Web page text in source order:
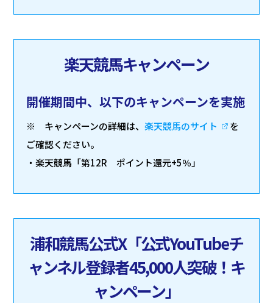
楽天競馬キャンペーン
開催期間中、以下のキャンペーンを実施
※ キャンペーンの詳細は、楽天競馬のサイト
を
ご確認ください。
・楽天競馬「第12R ポイント還元+5％」
浦和競馬公式X「公式YouTubeチ
ャンネル登録者45,000人突破！キ
ャンペーン」